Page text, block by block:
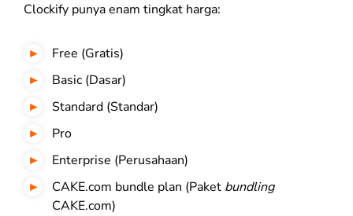
Clockify punya enam tingkat harga:
Free (Gratis)
Basic (Dasar)
Standard (Standar)
Pro
Enterprise (Perusahaan)
CAKE.com bundle plan (Paket bundling
CAKE.com)